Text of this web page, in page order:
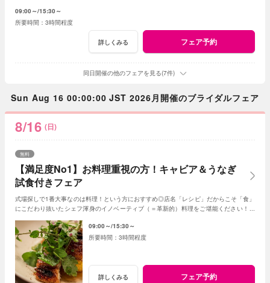
09:00～ 15:30～
3時間程度
詳しくみる フェア予約
同日開催の他のフェアを見る(7件)
Sun Aug 16 00:00:00 JST 2026月開催のブライダルフェア
8/16 (日)
【満足度No1】お料理重視の方！キャビア＆うなぎ
試食付きフェア
無料
式場探しで1番大事なのは料理！という方におすすめ◎店名「レシピ」だからこそ「食」
にこだわり抜いたシェフ渾身のイノベーティブ（＝革新的）料理をご堪能ください！新
09:00～ 15:30～
3時間程度
詳しくみる フェア予約